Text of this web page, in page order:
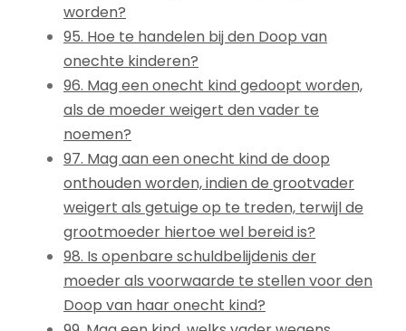
worden?
95. Hoe te handelen bij den Doop van
onechte kinderen?
96. Mag een onecht kind gedoopt worden,
als de moeder weigert den vader te
noemen?
97. Mag aan een onecht kind de doop
onthouden worden, indien de grootvader
weigert als getuige op te treden, terwijl de
grootmoeder hiertoe wel bereid is?
98. Is openbare schuldbelijdenis der
moeder als voorwaarde te stellen voor den
Doop van haar onecht kind?